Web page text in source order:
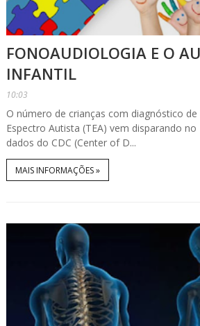
FONOAUDIOLOGIA E O
INFANTIL
10:03
O número de crianças com diagnóstico
Espectro Autista (TEA) vem disparando no
dados do CDC (Center of D...
MAIS INFORMAÇÕES »